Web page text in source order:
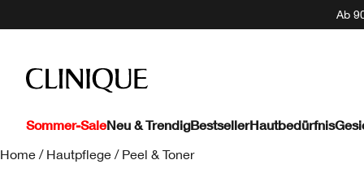
Ab
Sommer-SaleNeu & TrendigBestsellerHautbedürfnis
Home / Hautpflege / Peel & Toner